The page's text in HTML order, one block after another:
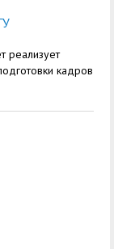
реализует
кадров